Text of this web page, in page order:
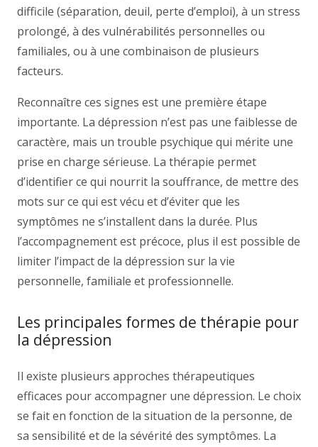
difficile (séparation, deuil, perte d’emploi), à un stress
prolongé, à des vulnérabilités personnelles ou
familiales, ou à une combinaison de plusieurs
facteurs.
Reconnaître ces signes est une première étape
importante. La dépression n’est pas une faiblesse de
caractère, mais un trouble psychique qui mérite une
prise en charge sérieuse. La thérapie permet
d’identifier ce qui nourrit la souffrance, de mettre des
mots sur ce qui est vécu et d’éviter que les
symptômes ne s’installent dans la durée. Plus
l’accompagnement est précoce, plus il est possible de
limiter l’impact de la dépression sur la vie
personnelle, familiale et professionnelle.
Les principales formes de thérapie pour
la dépression
Il existe plusieurs approches thérapeutiques
efficaces pour accompagner une dépression. Le choix
se fait en fonction de la situation de la personne, de
sa sensibilité et de la sévérité des symptômes. La